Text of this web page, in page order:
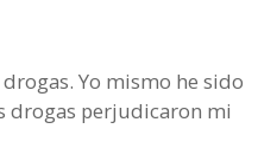
Yo mismo he sido
drogas perjudicaron mi